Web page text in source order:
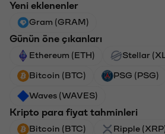
Yeni eklenenler
Gram (GRAM)
Günün öne çıkanları
Ethereum (ETH) Stellar
Bitcoin (BTC) PSG (PSG)
Waves (WAVES)
Kripto para fiyat tahminleri
Bitcoin (BTC) Ripple